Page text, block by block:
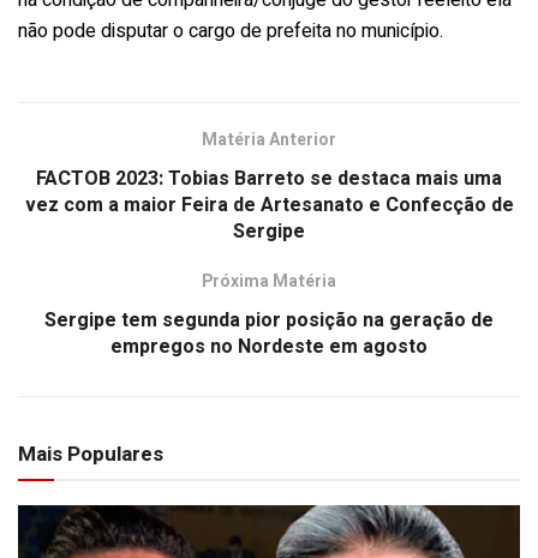
não pode disputar o cargo de prefeita no município.
Matéria Anterior
FACTOB 2023: Tobias Barreto se destaca mais uma
vez com a maior Feira de Artesanato e Confecção de
Sergipe
Próxima Matéria
Sergipe tem segunda pior posição na geração de
empregos no Nordeste em agosto
Mais Populares